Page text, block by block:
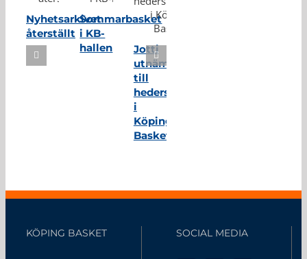
Nyhetsarkivet
återställt
Sommarbasket
i KB-
hallen
Jotti
utnämnd
till
hedersmedlem
i
Köping
Basket
KÖPING BASKET SOCIAL MEDIA